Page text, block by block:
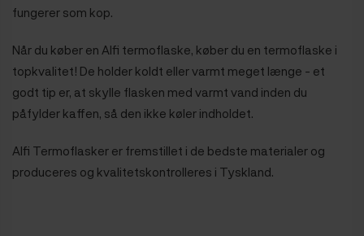
fungerer som kop.
Når du køber en Alfi termoflaske, køber du en termoflaske i
topkvalitet! De holder koldt eller varmt meget længe - et
godt tip er, at skylle flasken med varmt vand inden du
påfylder kaffen, så den ikke køler indholdet.
Alfi Termoflasker er fremstillet i de bedste materialer og
produceres og kvalitetskontrolleres i Tyskland.